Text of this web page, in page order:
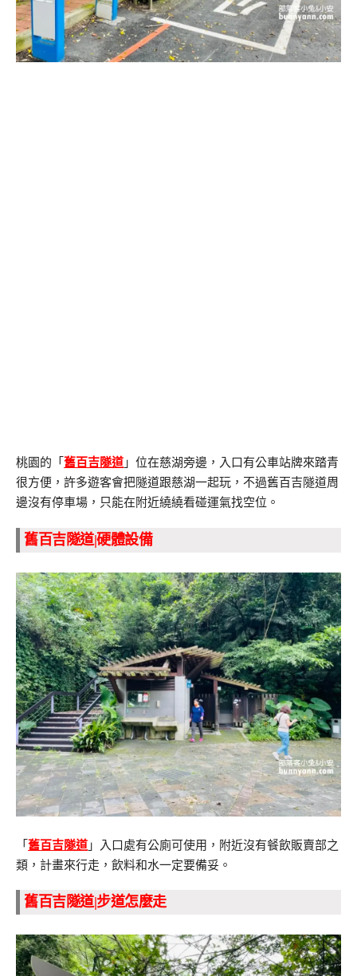
桃園的「 舊百吉隧道 」位在慈湖旁邊，入口有公車站牌來踏青
很方便，許多遊客會把隧道跟慈湖一起玩，不過舊百吉隧道周
邊沒有停車場，只能在附近繞繞看碰運氣找空位。
舊百吉隧道|硬體設備
「 舊百吉隧道 」入口處有公廁可使用，附近沒有餐飲販賣部之
類，計畫來行走，飲料和水一定要備妥。
舊百吉隧道|步道怎麼走